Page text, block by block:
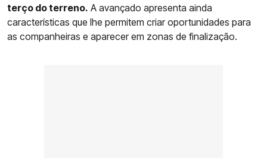
terço do terreno. A avançado apresenta ainda
características que lhe permitem criar oportunidades para
as companheiras e aparecer em zonas de finalização.